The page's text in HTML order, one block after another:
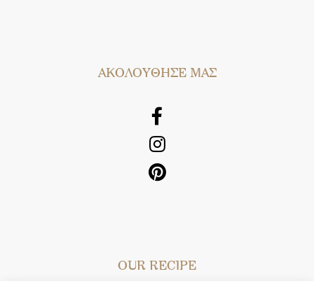
AΚΟΛΟΥΘΗΣΕ ΜΑΣ
OUR RECIPE